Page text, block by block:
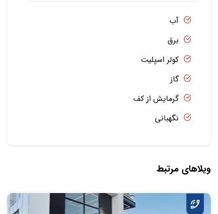
آب
برق
کولر اسپلیت
گاز
گرمایش از کف
نگهبانی
ویلاهای مرتبط